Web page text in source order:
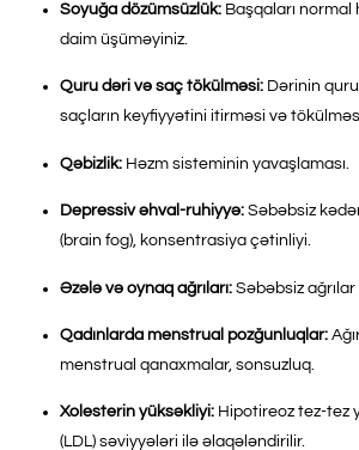
Soyuğa dözümsüzlük: Başqaları normal
daim üşüməyiniz.
Quru dəri və saç tökülməsi: Dərinin
saçların keyfiyyətini itirməsi və
Qəbizlik: Həzm sisteminin yavaşlaması.
Depressiv əhval-ruhiyyə: Səbəbsiz
(brain fog), konsentrasiya çətinliyi.
Əzələ və oynaq ağrıları: Səbəbsiz ağrılar
Qadınlarda menstrual pozğunluqlar:
menstrual qanaxmalar, sonsuzluq.
Xolesterin yüksəkliyi: Hipotireoz tez-tez
(LDL) səviyyələri ilə əlaqələndirilir.